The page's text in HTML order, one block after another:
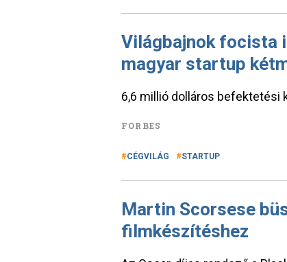
Világbajnok focista
magyar startup
6,6 millió dolláros befektetési
FORBES
CÉGVILÁG STARTUP
Martin Scorsese
filmkészítéshez